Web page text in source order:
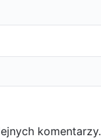
komentarzy.